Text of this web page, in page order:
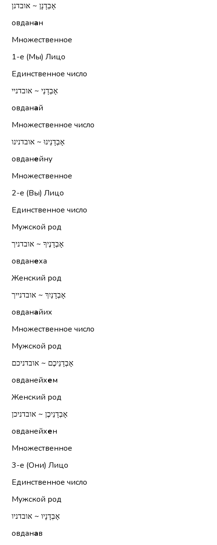
אָבְדָנָן ~ אובדנן
овданан
Множественное
1-е (Мы) Лицо
Единственное число
אָבְדָנַי ~ אובדניי
овданай
Множественное число
אָבְדָנֵינוּ ~ אובדנינו
овданейну
Множественное
2-е (Вы) Лицо
Единственное число
Мужской род
אָבְדָנֶיךָ ~ אובדניך
овданеха
Женский род
אָבְדָנַיִךְ ~ אובדנייך
овданайих
Множественное число
Мужской род
אָבְדָנֵיכֶם ~ אובדניכם
овданейхем
Женский род
אָבְדָנֵיכֶן ~ אובדניכן
овданейхен
Множественное
3-е (Они) Лицо
Единственное число
Мужской род
אָבְדָנָיו ~ אובדניו
овданав